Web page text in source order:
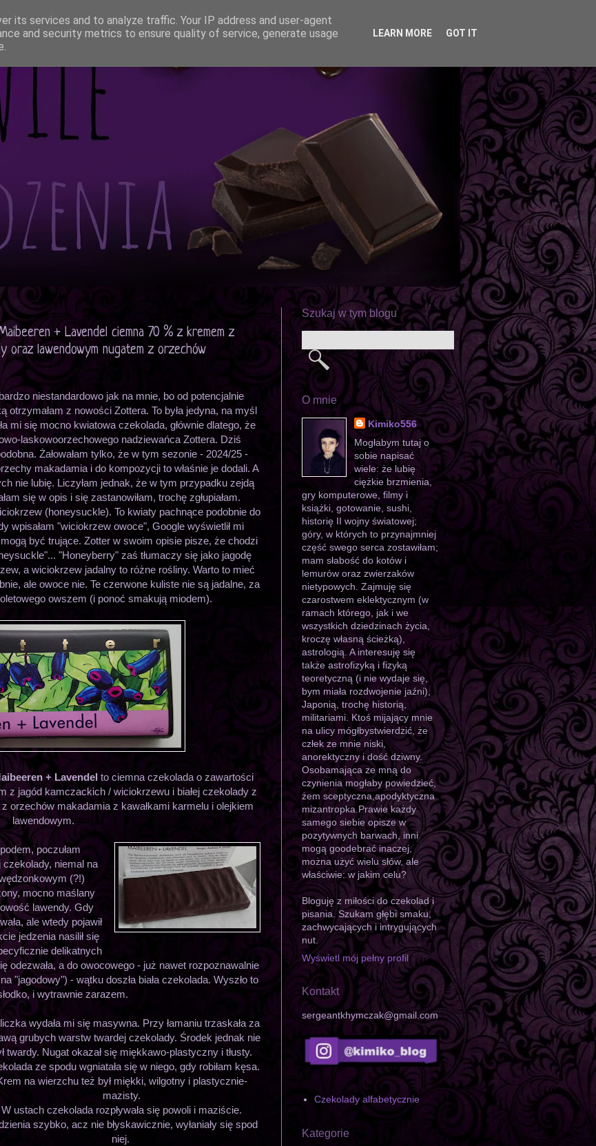
+ Lavendel ciemna 70 % z kremem z
oraz lawendowym nugatem z orzechów
niestandardowo jak na mnie, bo od potencjalnie
otrzymałam z nowości Zottera. To była jedyna, na myśl
mi się mocno kwiatowa czekolada, głównie dlatego, że
laskowoorzechowego nadziewańca Zottera. Dziś
Żałowałam tylko, że w tym sezonie - 2024/25 -
makadamia i do kompozycji to właśnie je dodali. A
nie lubię. Liczyłam jednak, że w tym przypadku zejdą
się w opis i się zastanowiłam, trochę zgłupiałam.
(honeysuckle). To kwiaty pachnące podobnie do
wpisałam "wiciokrzew owoce", Google wyświetlił mi
być trujące. Zotter w swoim opisie pisze, że chodzi
"Honeyberry" zaś tłumaczy się jako jagodę
a wiciokrzew jadalny to różne rośliny. Warto to mieć
ale owoce nie. Te czerwone kuliste nie są jadalne, za
owszem (i ponoć smakują miodem).
+ Lavendelto ciemna czekolada o zawartości
z jagód kamczackich / wiciokrzewu i białej czekolady z
orzechów makadamia z kawałkami karmelu i olejkiem
lawendowym.
poczułam
niemal na
(?!)
mocno maślany
lawendy. Gdy
ale wtedy pojawił
jedzenia nasilił się
delikatnych
odezwała, a do owocowego - już nawet rozpoznawalnie
"jagodowy") - wątku doszła biała czekolada. Wyszło to
i wytrawnie zarazem.
wydała mi się masywna. Przy łamaniu trzaskała za
grubych warstw twardej czekolady. Środek jednak nie
twardy. Nugat okazał się miękkawo-plastyczny i tłusty.
ze spodu wgniatała się w niego, gdy robiłam kęsa.
na wierzchu też był miękki, wilgotny i plastycznie-
mazisty.
W ustach czekolada rozpływała się powoli i maziście.
szybko, acz nie błyskawicznie, wyłaniały się spod
niej.
Szukaj w tym blogu
O mnie
Kimiko556
Mogłabym tutaj o
sobie napisać
wiele: że lubię
ciężkie brzmienia,
gry komputerowe, filmy i
książki, gotowanie, sushi,
historię II wojny światowej;
góry, w których to przynajmniej
część swego serca zostawiłam;
mam słabość do kotów i
lemurów oraz zwierzaków
nietypowych. Zajmuję się
czarostwem eklektycznym (w
ramach którego, jak i we
wszystkich dziedzinach życia,
kroczę własną ścieżką),
astrologią. A interesuję się
także astrofizyką i fizyką
teoretyczną (i nie wydaje się,
bym miała rozdwojenie jaźni),
Japonią, trochę historią,
militariami. Ktoś mijający mnie
na ulicy mógłbystwierdzić, że
człek ze mnie niski,
anorektyczny i dość dziwny.
Osobamająca ze mną do
czynienia mogłaby powiedzieć,
żem sceptyczna,apodyktyczna
mizantropka.Prawie każdy
samego siebie opisze w
pozytywnych barwach, inni
mogą goodebrać inaczej,
można użyć wielu słów, ale
właściwie: w jakim celu?
Bloguję z miłości do czekolad i
pisania. Szukam głębi smaku,
zachwycających i intrygujących
nut.
Wyświetl mój pełny profil
Kontakt
sergeantkhymczak@gmail.com
Czekolady alfabetycznie
Kategorie
its services and to analyze traffic. Your IP address and user-agent
and security metrics to ensure quality of service, generate usage
LEARN MORE GOT IT